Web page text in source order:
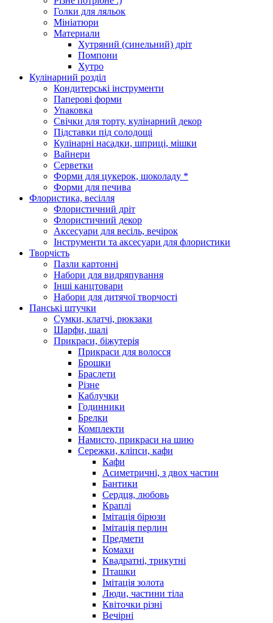
Голки для ляльок
Мініатюри
Материали
Хутряний (синельний) дріт
Помпони
Хутро
Кулінарний розділ
Кондитерські інструменти
Паперові форми
Упаковка
Свічки для торту, кулінарний декор
Підставки під солодощі
Кулінарні насадки, шприці, мішки
Вайнери
Серветки
Форми для цукерок, шоколаду *
Форми для печива
Флористика, весілля
Флористичний дріт
Флористичний декор
Аксесуари для весіль, вечірок
Інструменти та аксесуари для флористики
Творчість
Пазли картонні
Набори для видряпування
Інші канцтовари
Набори для дитячої творчості
Панські штучки
Сумки, клатчі, рюкзаки
Шарфи, шалі
Прикраси, біжутерія
Прикраси для волосся
Брошки
Браслети
Різне
Каблучки
Годинники
Брелки
Комплекти
Намисто, прикраси на шию
Сережки, кліпси, кафи
Кафи
Асиметричні, з двох частин
Бантики
Сердця, любовь
Краплі
Імітація бірюзи
Імітація перлин
Предмети
Комахи
Квадратні, трикутні
Пташки
Імітація золота
Люди, частини тіла
Квіточки різні
Вечірні